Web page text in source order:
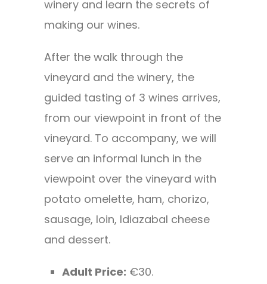
winery and learn the secrets of
making our wines.
After the walk through the
vineyard and the winery, the
guided tasting of 3 wines arrives,
from our viewpoint in front of the
vineyard. To accompany, we will
serve an informal lunch in the
viewpoint over the vineyard with
potato omelette, ham, chorizo,
sausage, loin, Idiazabal cheese
and dessert.
Adult Price: €30.